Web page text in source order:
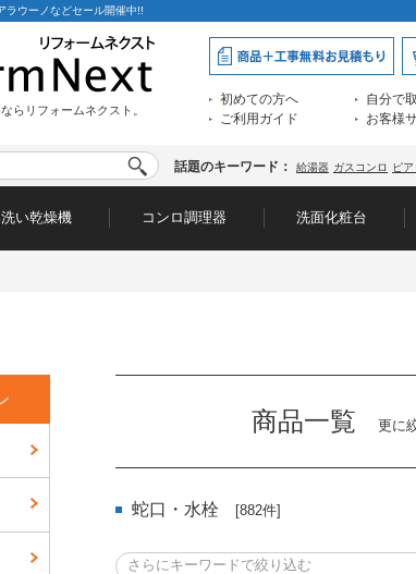
ラウーノなどセール開催中!!
らリフォームネクスト。
初めての方へ
自分で
ご利用ガイド
お客様
話題のキーワード： 給湯器 ガスコンロ ピ
い乾燥機 コンロ調理器 洗面化粧台
商品一覧 更に
蛇口・水栓 [882件]